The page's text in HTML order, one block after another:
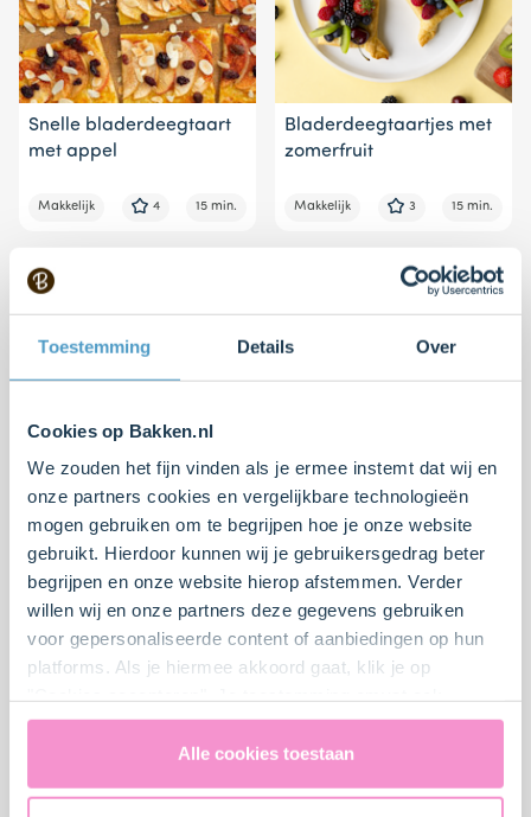
Toestemming Details Over
Cookies op Bakken.nl
We zouden het fijn vinden als je ermee instemt dat wij en
onze partners cookies en vergelijkbare technologieën
mogen gebruiken om te begrijpen hoe je onze website
gebruikt. Hierdoor kunnen wij je gebruikersgedrag beter
begrijpen en onze website hierop afstemmen. Verder
willen wij en onze partners deze gegevens gebruiken
voor gepersonaliseerde content of aanbiedingen op hun
platforms. Als je hiermee akkoord gaat, klik je op
uitdrukkelijk een eventuele gegevensoverdracht naar de
Verenigde Staten in de zin van artikel 49 AVG. Raadpleeg
ons
Alle cookies toestaan
Snelle bladerdeegtaart
met appel
Makkelijk 4 15 min.
Bladerdeegtaartjes met
zomerfruit
Makkelijk 3 15 min.
Roomboter-bladerdeeg
hoorntjes met vers fruit
Erg moeilijk 5 20 min.
Tarte tatin met witlof en
peer
Moeilijk 30 min.